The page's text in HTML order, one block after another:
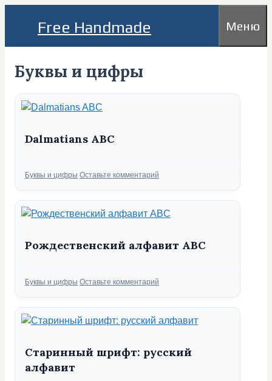
Free Handmade Меню
Буквы и цифры
Dalmatians ABC
Рубрики
Буквы и цифры Оставьте комментарий
Рождественский алфавит ABC
Рубрики
Буквы и цифры Оставьте комментарий
Старинный шрифт: русский
алфавит